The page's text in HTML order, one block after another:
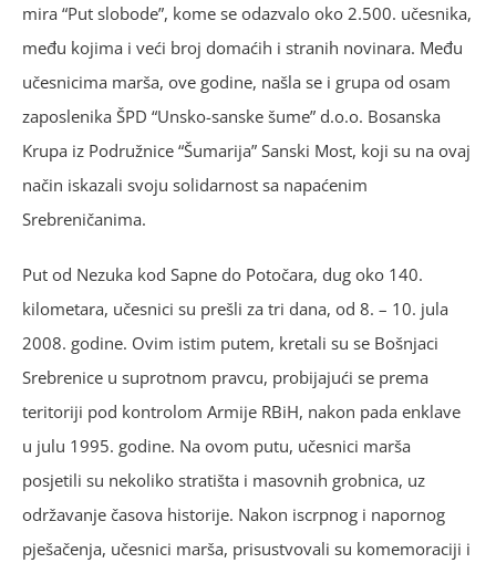
mira “Put slobode”, kome se odazvalo oko 2.500. učesnika,
među kojima i veći broj domaćih i stranih novinara. Među
učesnicima marša, ove godine, našla se i grupa od osam
zaposlenika ŠPD “Unsko-sanske šume” d.o.o. Bosanska
Krupa iz Podružnice “Šumarija” Sanski Most, koji su na ovaj
način iskazali svoju solidarnost sa napaćenim
Srebreničanima.
Put od Nezuka kod Sapne do Potočara, dug oko 140.
kilometara, učesnici su prešli za tri dana, od 8. – 10. jula
2008. godine. Ovim istim putem, kretali su se Bošnjaci
Srebrenice u suprotnom pravcu, probijajući se prema
teritoriji pod kontrolom Armije RBiH, nakon pada enklave
u julu 1995. godine. Na ovom putu, učesnici marša
posjetili su nekoliko stratišta i masovnih grobnica, uz
održavanje časova historije. Nakon iscrpnog i napornog
pješačenja, učesnici marša, prisustvovali su komemoraciji i